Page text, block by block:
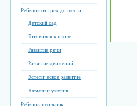
Ребенок от трех до шести
Детский сад
Готовимся к школе
Развитие речи
Развитие движений
Эстетическое развитие
Навыки и умения
Ребенок-школьник